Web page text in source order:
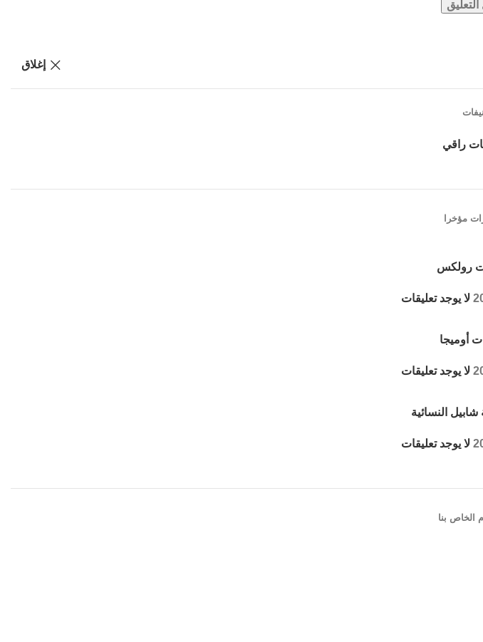
إغلاق
راقي
مؤخرا
رولكس
لا يوجد تعليقات
أوميجا
لا يوجد تعليقات
النسائية
لا يوجد تعليقات
الخاص بنا